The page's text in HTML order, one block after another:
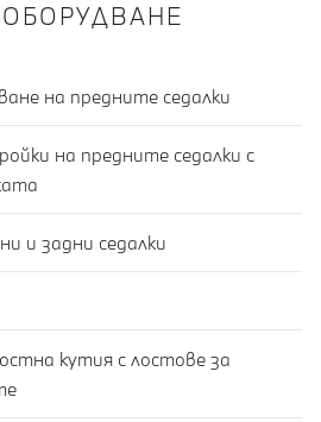
на предните седалки
на предните седалки с
и задни седалки
кутия с лостове за